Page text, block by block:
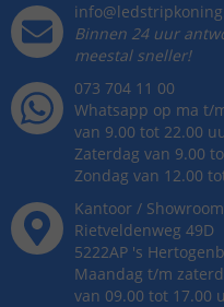
Binnen 24 uur
meestal sneller!
073 704 11 00
Whatsapp op ma t/
van 9.00 tot 22.00
Zaterdag van 9.00
Zondag van 12.00
Kantoor / Showroom
Rietveldenweg 49D
5222AP 's
Maandag t/m
van 09.00 tot 17.00